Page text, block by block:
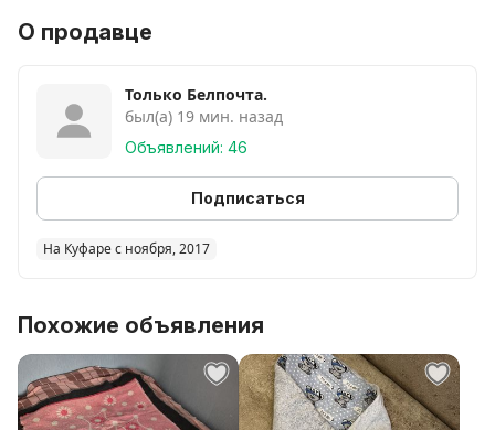
О продавце
Только Белпочта.
был(а) 19 мин. назад
Объявлений: 46
Подписаться
На Куфаре с ноября, 2017
Похожие объявления